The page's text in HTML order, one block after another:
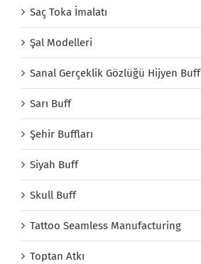
Saç Toka İmalatı
Şal Modelleri
Sanal Gerçeklik Gözlüğü Hijyen Buff
Sarı Buff
Şehir Buffları
Siyah Buff
Skull Buff
Tattoo Seamless Manufacturing
Toptan Atkı